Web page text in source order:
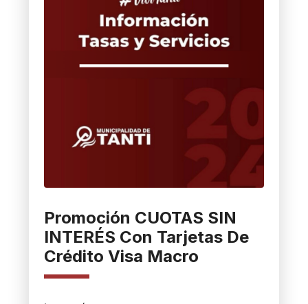
Promoción CUOTAS SIN
INTERÉS Con Tarjetas De
Crédito Visa Macro